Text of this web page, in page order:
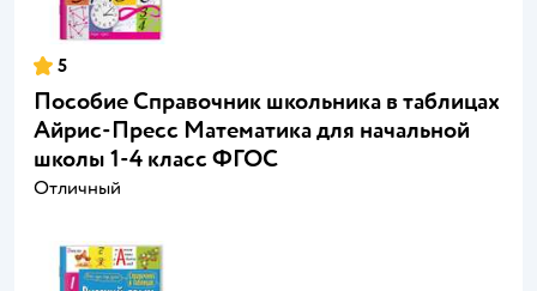
5
Пособие Справочник школьника в таблицах
Айрис-Пресс Математика для начальной
школы 1-4 класс ФГОС
Отличный